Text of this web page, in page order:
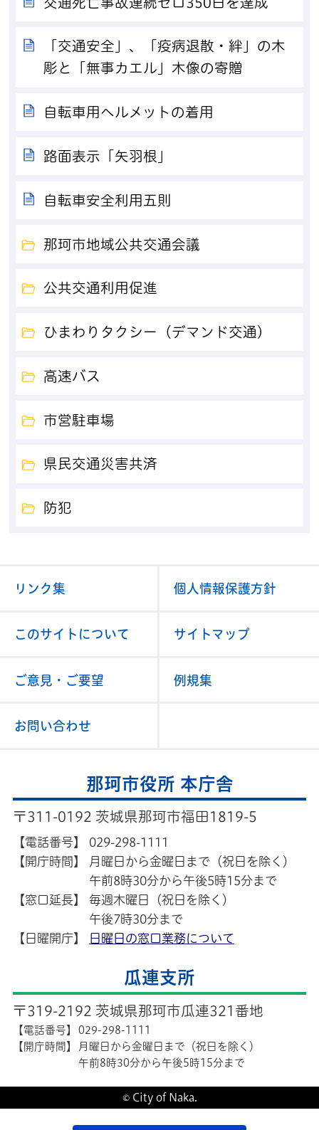
「交通安全」、「疫病退散・絆」の木
彫と「無事カエル」木像の寄贈
自転車用ヘルメットの着用
路面表示「矢羽根」
自転車安全利用五則
那珂市地域公共交通会議
公共交通利用促進
ひまわりタクシー（デマンド交通）
高速バス
市営駐車場
県民交通災害共済
防犯
リンク集 個人情報保護方針
このサイトについて サイトマップ
ご意見・ご要望 例規集
お問い合わせ
那珂市役所 本庁舎
〒311-0192 茨城県那珂市福田1819-5
【電話番号】
029-298-1111
【開庁時間】
月曜日から金曜日まで（祝日を除く）
午前8時30分から午後5時15分まで
【窓口延長】
毎週木曜日（祝日を除く）
午後7時30分まで
【日曜開庁】
日曜日の窓口業務について
瓜連支所
〒319-2192 茨城県那珂市瓜連321番地
【電話番号】
029-298-1111
【開庁時間】
月曜日から金曜日まで（祝日を除く）
午前8時30分から午後5時15分まで
© City of Naka.